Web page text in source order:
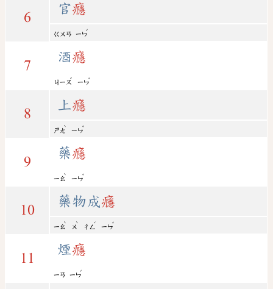
6
官癮
ㄍㄨㄢ ㄧㄣ
ˇ
7
酒癮
ㄐㄧㄡ
ˇ
ㄧㄣ
ˇ
8
上癮
ㄕㄤ
ˋ
ㄧㄣ
ˇ
9
藥癮
ㄧㄠ
ˋ
ㄧㄣ
ˇ
10
藥物成癮
ㄧㄠ
ˋ
ㄨ
ˋ
ㄔㄥ
ˊ
ㄧㄣ
ˇ
11
煙癮
ㄧㄢ ㄧㄣ
ˇ